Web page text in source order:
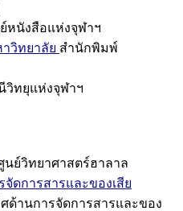
หนังสือแห่งจุฬาฯ
วิทยาลัย สำนักพิมพ์
วิทยุแห่งจุฬาฯ
นย์วิทยาศาสตร์ฮาลาล
ดการสารและของเสีย
ด้านการจัดการสารและของ